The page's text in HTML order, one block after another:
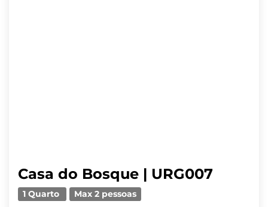
Casa do Bosque | URG007
1 Quarto Max 2 pessoas